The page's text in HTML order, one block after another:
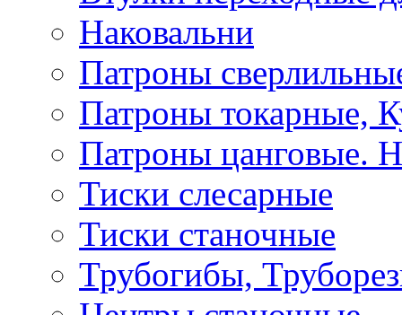
Наковальни
Патроны
Патроны токарные,
Патроны цанговые.
Тиски слесарные
Тиски станочные
Трубогибы,